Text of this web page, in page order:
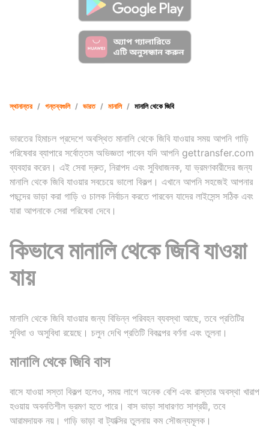
স্থানান্তর / গন্তব্যগুলি / ভারত / মানালি / মানালি থেকে জিবি
ভারতের হিমাচল প্রদেশে অবস্থিত মানালি থেকে জিবি যাওয়ার সময় আপনি গাড়ি
পরিষেবার ব্যাপারে সর্বোত্তম অভিজ্ঞতা পাবেন যদি আপনি gettransfer.com
ব্যবহার করেন। এই সেবা দ্রুত, নিরাপদ এবং সুবিধাজনক, যা ভ্রমণকারীদের জন্য
মানালি থেকে জিবি যাওয়ার সবচেয়ে ভালো বিকল্প। এখানে আপনি সহজেই আপনার
পছন্দের ভাড়া করা গাড়ি ও চালক নির্বাচন করতে পারবেন যাদের লাইসেন্স সঠিক এবং
যারা আপনাকে সেরা পরিষেবা দেবে।
কিভাবে মানালি থেকে জিবি যাওয়া
যায়
মানালি থেকে জিবি যাওয়ার জন্য বিভিন্ন পরিবহন ব্যবস্থা আছে, তবে প্রতিটির
সুবিধা ও অসুবিধা রয়েছে। চলুন দেখি প্রতিটি বিকল্পের বর্ণনা এবং তুলনা।
মানালি থেকে জিবি বাস
বাসে যাওয়া সস্তা বিকল্প হলেও, সময় লাগে অনেক বেশি এবং রাস্তার অবস্থা খারাপ
হওয়ায় অবনতিশীল ভ্রমণ হতে পারে। বাস ভাড়া সাধারণত সাশ্রয়ী, তবে
আরামদায়ক নয়। গাড়ি ভাড়া বা ট্যাক্সির তুলনায় কম সৌজন্যমূলক।